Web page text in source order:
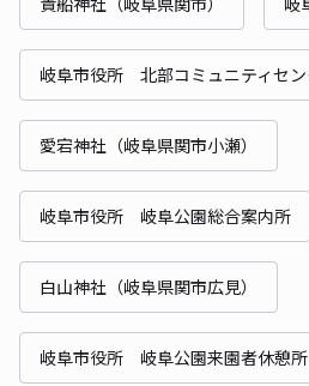
岐阜市役所 北部コミュニティセン
愛宕神社（岐阜県関市小瀬）
岐阜市役所 岐阜公園総合案内所
白山神社（岐阜県関市広見）
岐阜市役所 岐阜公園来園者休憩所